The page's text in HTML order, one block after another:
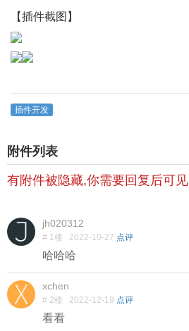
【插件截图】
插件开发
附件列表
有附件被隐藏,你需要回复后可见
jh020312
# 1楼 2022-10-27 点评
哈哈哈
xchen
# 2楼 2022-12-19 点评
看看